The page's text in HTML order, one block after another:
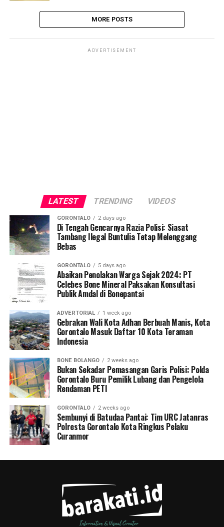
MORE POSTS
ADVERTISEMENT
LATEST TRENDING VIDEOS
GORONTALO 2 days ago
Di Tengah Gencarnya Razia Polisi: Siasat
Tambang Ilegal Buntulia Tetap Melenggang
Bebas
GORONTALO 5 days ago
Abaikan Penolakan Warga Sejak 2024: PT
Celebes Bone Mineral Paksakan Konsultasi
Publik Amdal di Bonepantai
ADVERTORIAL 1 week ago
Gebrakan Wali Kota Adhan Berbuah Manis, Kota
Gorontalo Masuk Daftar 10 Kota Teraman
Indonesia
BONE BOLANGO 2 weeks ago
Bukan Sekadar Pemasangan Garis Polisi: Polda
Gorontalo Buru Pemilik Lubang dan Pengelola
Rendaman PETI
GORONTALO 2 weeks ago
Sembunyi di Batudaa Pantai: Tim URC Jatanras
Polresta Gorontalo Kota Ringkus Pelaku
Curanmor